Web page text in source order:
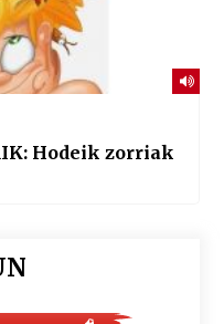
Hodeik zorriak